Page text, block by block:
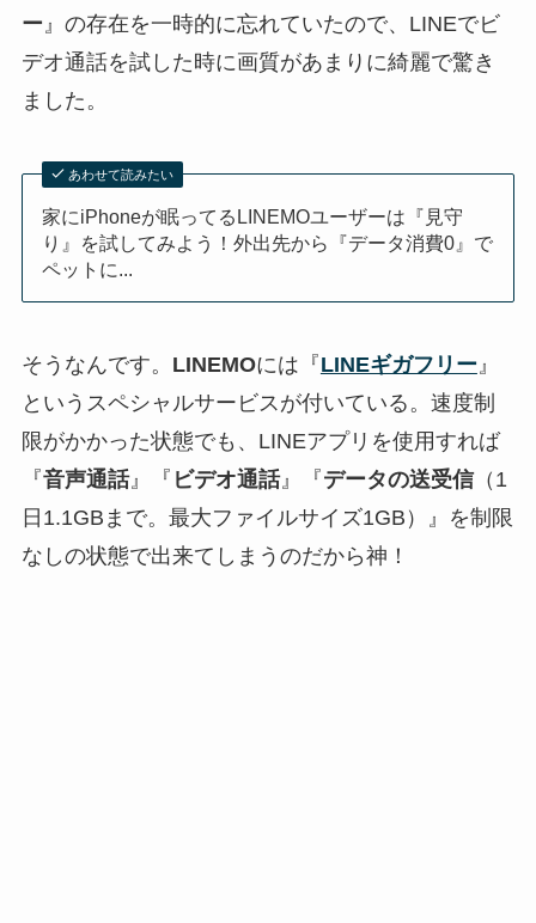
ー』の存在を一時的に忘れていたので、LINEでビ
デオ通話を試した時に画質があまりに綺麗で驚き
ました。
あわせて読みたい
家にiPhoneが眠ってるLINEMOユーザーは『見守
り』を試してみよう！外出先から『データ消費0』で
ペットに...
そうなんです。 LINEMOには『LINEギガフリー』
というスペシャルサービスが付いている。速度制
限がかかった状態でも、LINEアプリを使用すれば
『音声通話』『 ビデオ通話』『データの送受信（1
日1.1GBまで。最大ファイルサイズ1GB）』を制限
なしの状態で出来てしまうのだから神！